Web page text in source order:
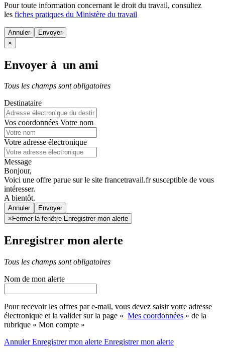
Pour toute information concernant le droit du travail, consultez
les fiches pratiques du Ministère du travail
Annuler
×
Envoyer à un ami
Tous les champs sont obligatoires
Destinataire
Vos coordonnées Votre nom
Votre adresse électronique
Message
Bonjour,
Voici une offre parue sur le site francetravail.fr susceptible de vous
intéresser.
A bientôt.
Annuler
× Fermer la fenêtre Enregistrer mon alerte
Enregistrer mon alerte
Tous les champs sont obligatoires
Nom de mon alerte
Pour recevoir les offres par e-mail, vous devez saisir votre adresse
électronique et la valider sur la page « Mes coordonnées » de la
rubrique « Mon compte »
AnnulerEnregistrer mon alerte Enregistrermon alerte